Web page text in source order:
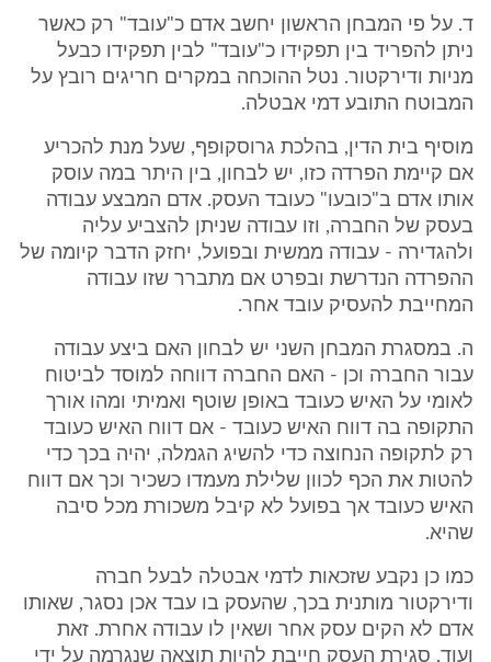
ד. על פי המבחן הראשון יחשב אדם כ"עובד" רק כאשר
ניתן להפריד בין תפקידו כ"עובד" לבין תפקידו כבעל
מניות ודירקטור. נטל ההוכחה במקרים חריגים רובץ על
המבוטח התובע דמי אבטלה.
מוסיף בית הדין, בהלכת גרוסקופף, שעל מנת להכריע
אם קיימת הפרדה כזו, יש לבחון, בין היתר במה עוסק
אותו אדם ב"כובעו" כעובד העסק. אדם המבצע עבודה
בעסק של החברה, וזו עבודה שניתן להצביע עליה
ולהגדירה - עבודה ממשית ובפועל, יחזק הדבר קיומה של
ההפרדה הנדרשת ובפרט אם מתברר שזו עבודה
המחייבת להעסיק עובד אחר.
ה. במסגרת המבחן השני יש לבחון האם ביצע עבודה
עבור החברה וכן - האם החברה דווחה למוסד לביטוח
לאומי על האיש כעובד באופן שוטף ואמיתי ומהו אורך
התקופה בה דווח האיש כעובד - אם דווח האיש כעובד
רק לתקופה הנחוצה כדי להשיג הגמלה, יהיה בכך כדי
להטות את הכף לכוון שלילת מעמדו כשכיר וכך אם דווח
האיש כעובד אך בפועל לא קיבל משכורת מכל סיבה
שהיא.
כמו כן נקבע שזכאות לדמי אבטלה לבעל חברה
ודירקטור מותנית בכך, שהעסק בו עבד אכן נסגר, שאותו
אדם לא הקים עסק אחר ושאין לו עבודה אחרת. זאת
ועוד, סגירת העסק חייבת להיות תוצאה שנגרמה על ידי